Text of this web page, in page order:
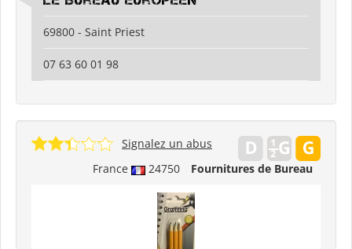
69800 - Saint Priest
07 63 60 01 98
France 24750 Fournitures de Bureau
Signalez un abus